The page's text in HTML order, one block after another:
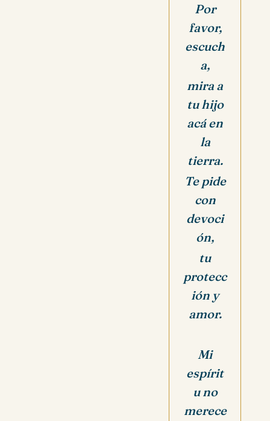
Por
favor,
escuch
a,
mira a
tu hijo
acá en
la
tierra.
Te pide
con
devoci
ón,
tu
protecc
ión y
amor.
Mi
espírit
u no
merece